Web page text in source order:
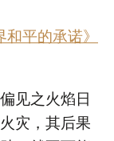
和平的承诺》
见之火焰日
灾，其后果